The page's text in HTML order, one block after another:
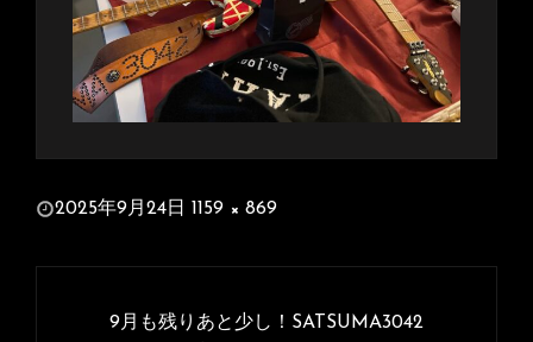
投
日:
2025年9月24日
ル
1159 × 869
9月も残りあと少し！SATSUMA3042